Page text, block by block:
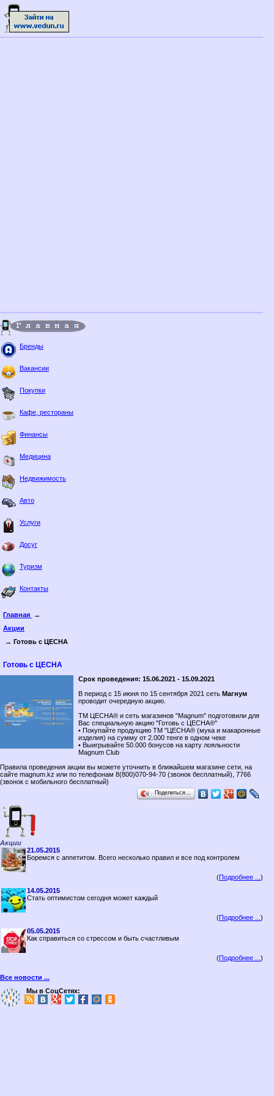
Бренды
Вакансии
Покупки
Кафе, рестораны
Финансы
Медицина
Недвижимость
Авто
Услуги
Досуг
Туризм
Контакты
Главная
→
Акции
→ Готовь с ЦЕСНА
Готовь с ЦЕСНА
Срок проведени¤: 15.06.2021 - 15.09.2021
В период с 15 июня по 15 сентября 2021 сеть Магнум
проводит очередную акцию.
ТМ ЦЕСНА® и сеть магазинов "Magnum" подготовили для
Вас специальную акцию "Готовь с ЦЕСНА®"
• Покупайте продукцию ТМ "ЦЕСНА® (мука и макаронные
изделия) на сумму от 2.000 тенге в одном чеке
• Выигрывайте 50.000 бонусов на карту лояльности
Magnum Club
Правила проведения акции вы можете уточнить в ближайшем магазине сети, на
сайте magnum.kz или по телефонам 8(800)070-94-70 (звонок бесплатный), 7766
(звонок с мобильного бесплатный)
Поделиться…
Акции
21.05.2015
Боремся с аппетитом. Всего несколько правил и все под контролем
(Подробнее ...)
14.05.2015
Стать оптимистом сегодня может каждый
(Подробнее ...)
05.05.2015
Как справиться со стрессом и быть счастливым
(Подробнее ...)
Все новости ...
Мы в СоцСетях: